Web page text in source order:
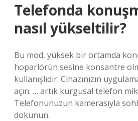
Telefonda
nasıl yükseltilir?
Bu mod, yüksek bir ortamda
hoparlörün sesine konsantre
kullanışlıdır. Cihazınızın
açın. … artık kurgusal telefon
Telefonunuzun kamerasıyla
dokunun.